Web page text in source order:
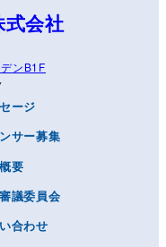
会社
ンB1F
ージ
サー募集
要
議委員会
合わせ